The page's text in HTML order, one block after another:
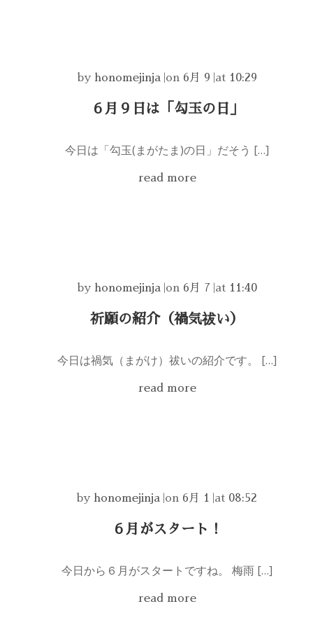
by honomejinja on 6月 9 at 10:29
６月９日は「勾玉の日」
今日は「勾玉(まがたま)の日」だそう […]
read more
by honomejinja on 6月 7 at 11:40
祈願の紹介（禍気祓い）
今日は禍気（まがけ）祓いの紹介です。 […]
read more
by honomejinja on 6月 1 at 08:52
６月がスタート！
今日から６月がスタートですね。 梅雨 […]
read more